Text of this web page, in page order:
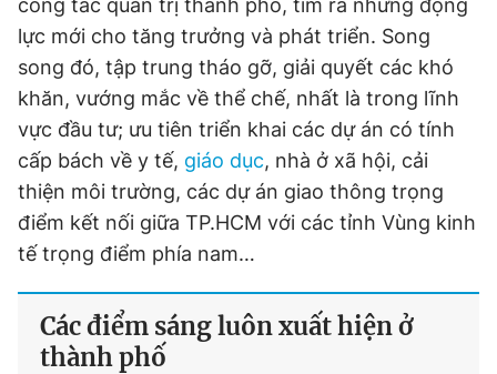
công tác quản trị thành phố, tìm ra những động
lực mới cho tăng trưởng và phát triển. Song
song đó, tập trung tháo gỡ, giải quyết các khó
khăn, vướng mắc về thể chế, nhất là trong lĩnh
vực đầu tư; ưu tiên triển khai các dự án có tính
cấp bách về y tế, giáo dục, nhà ở xã hội, cải
thiện môi trường, các dự án giao thông trọng
điểm kết nối giữa TP.HCM với các tỉnh Vùng kinh
tế trọng điểm phía nam…
Các điểm sáng luôn xuất hiện ở
thành phố